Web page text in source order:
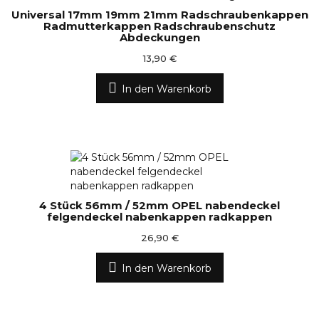
Universal 17mm 19mm 21mm Radschraubenkappen
Radmutterkappen Radschraubenschutz
Abdeckungen
13,90 €
In den Warenkorb
4 Stück 56mm / 52mm OPEL nabendeckel
felgendeckel nabenkappen radkappen
26,90 €
In den Warenkorb